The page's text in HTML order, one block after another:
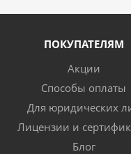
ПОКУПАТЕЛЯМ
Акции
Способы оплаты
Для юридических
Лицензии и
Блог